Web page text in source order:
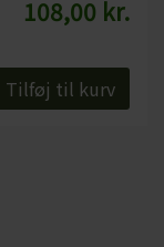
108,00 kr.
Tilføj til kurv